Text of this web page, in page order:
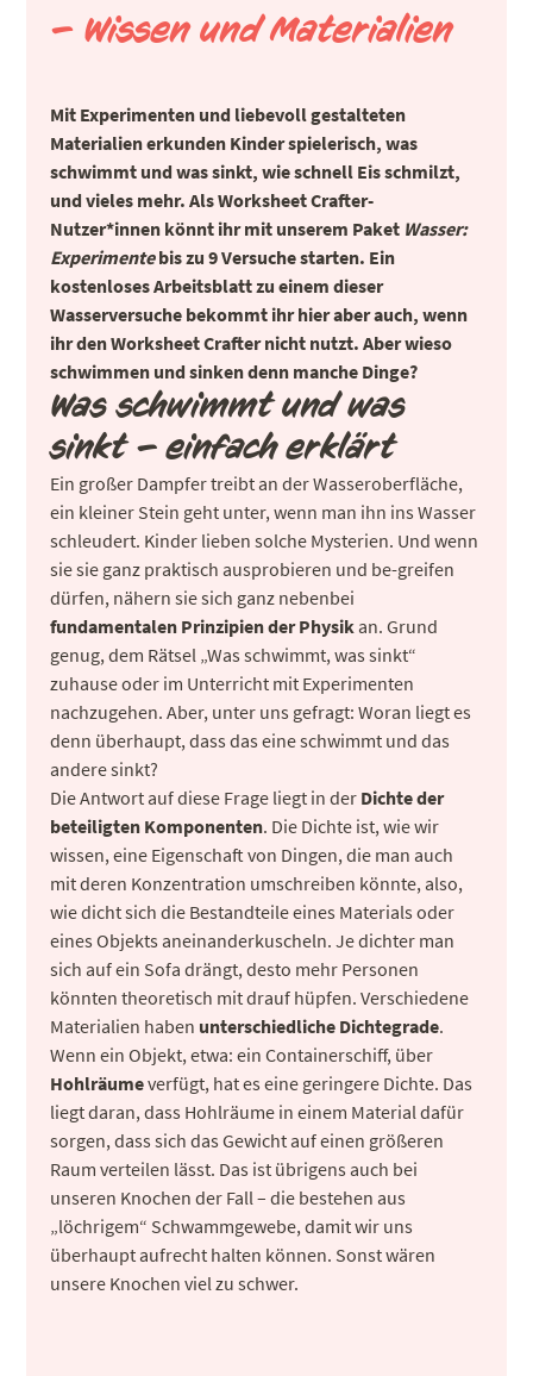
– Wissen und Materialien
Mit Experimenten und liebevoll gestalteten
Materialien erkunden Kinder spielerisch, was
schwimmt und was sinkt, wie schnell Eis schmilzt,
und vieles mehr. Als Worksheet Crafter-
Nutzer*innen könnt ihr mit unserem Paket Wasser:
Experimentebis zu 9 Versuche starten. Ein
kostenloses Arbeitsblatt zu einem dieser
Wasserversuche bekommt ihr hier aber auch, wenn
ihr den Worksheet Crafter nicht nutzt. Aber wieso
schwimmen und sinken denn manche Dinge?
Was schwimmt und was
sinkt – einfach erklärt
Ein großer Dampfer treibt an der Wasseroberfläche,
ein kleiner Stein geht unter, wenn man ihn ins Wasser
schleudert. Kinder lieben solche Mysterien. Und wenn
sie sie ganz praktisch ausprobieren und be-greifen
dürfen, nähern sie sich ganz nebenbei
fundamentalen Prinzipien der Physik an. Grund
genug, dem Rätsel „Was schwimmt, was sinkt“
zuhause oder im Unterricht mit Experimenten
nachzugehen. Aber, unter uns gefragt: Woran liegt es
denn überhaupt, dass das eine schwimmt und das
andere sinkt?
Die Antwort auf diese Frage liegt in der Dichte der
beteiligten Komponenten. Die Dichte ist, wie wir
wissen, eine Eigenschaft von Dingen, die man auch
mit deren Konzentration umschreiben könnte, also,
wie dicht sich die Bestandteile eines Materials oder
eines Objekts aneinanderkuscheln. Je dichter man
sich auf ein Sofa drängt, desto mehr Personen
könnten theoretisch mit drauf hüpfen. Verschiedene
Materialien haben unterschiedliche Dichtegrade.
Wenn ein Objekt, etwa: ein Containerschiff, über
Hohlräumeverfügt, hat es eine geringere Dichte. Das
liegt daran, dass Hohlräume in einem Material dafür
sorgen, dass sich das Gewicht auf einen größeren
Raum verteilen lässt. Das ist übrigens auch bei
unseren Knochen der Fall – die bestehen aus
„löchrigem“ Schwammgewebe, damit wir uns
überhaupt aufrecht halten können. Sonst wären
unsere Knochen viel zu schwer.